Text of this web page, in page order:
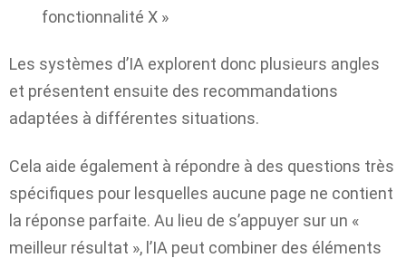
fonctionnalité X »
Les systèmes d’IA explorent donc plusieurs angles
et présentent ensuite des recommandations
adaptées à différentes situations.
Cela aide également à répondre à des questions très
spécifiques pour lesquelles aucune page ne contient
la réponse parfaite. Au lieu de s’appuyer sur un «
meilleur résultat », l’IA peut combiner des éléments